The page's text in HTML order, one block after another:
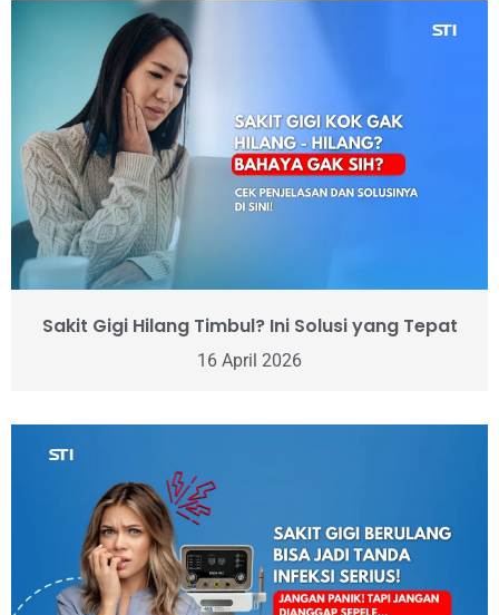
Sakit Gigi Hilang Timbul? Ini Solusi yang Tepat
16 April 2026